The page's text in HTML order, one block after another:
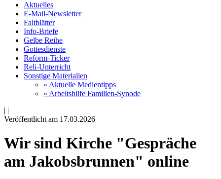
Aktuelles
E-Mail-Newsletter
Faltblätter
Info-Briefe
Gelbe Reihe
Gottesdienste
Reform-Ticker
Reli-Unterricht
Sonstige Materialien
» Aktuelle Medientipps
» Arbeitshilfe Familien-Synode
| |
Veröffentlicht am 17­.03.2026
Wir sind Kirche "Gespräche
am Jakobsbrunnen" online